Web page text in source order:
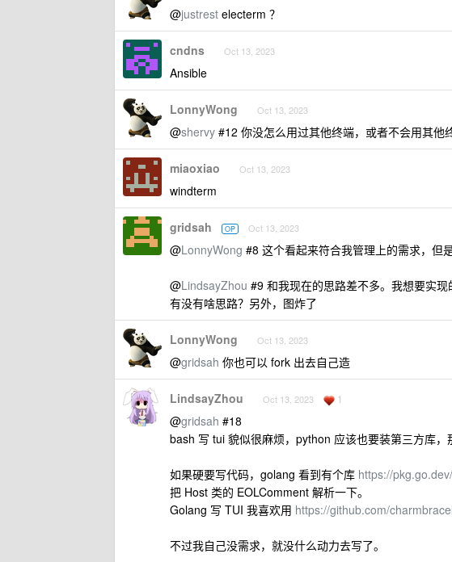
@justrest electerm ？
cndns Oct 13, 2023
Ansible
LonnyWong Oct 13, 2023
@shervy #12 你没怎么用过其他终端，或者不会用其他
miaoxiao Oct 13, 2023
windterm
gridsah OP Oct 13, 2023
@LonnyWong #8 这个看起来符合我管理上的需求，但
@LindsayZhou #9 和我现在的思路差不多。我想要实
有没有啥思路？另外，图炸了
LonnyWong Oct 13, 2023
@gridsah 你也可以 fork 出去自己造
LindsayZhou Oct 13, 2023 1
@gridsah #18
bash 写 tui 貌似很麻烦，python 应该也要装第三方库
如果硬要写代码，golang 看到有个库 https://
把 Host 类的 EOLComment 解析一下。
Golang 写 TUI 我喜欢用 https://github.com/
不过我自己没需求，就没什么动力去写了。